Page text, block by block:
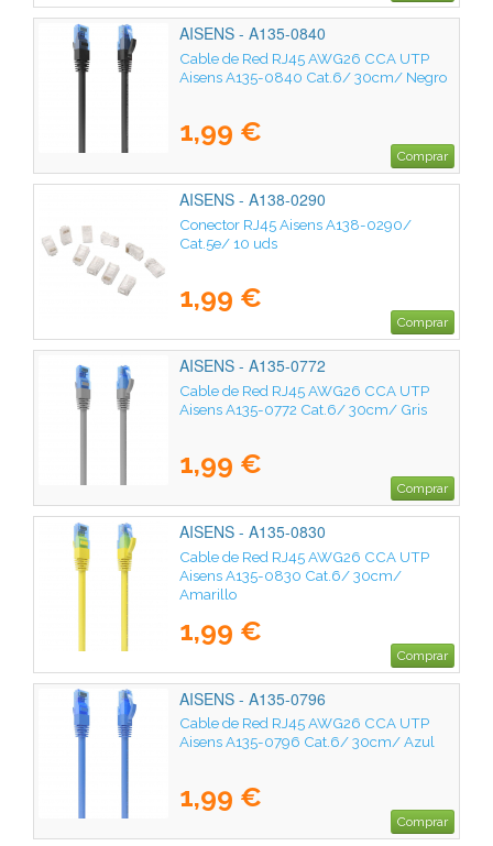
AISENS - A135-0840
Cable de Red RJ45 AWG26 CCA UTP
Aisens A135-0840 Cat.6/ 30cm/ Negro
1,99 €
Comprar
AISENS - A138-0290
Conector RJ45 Aisens A138-0290/
Cat.5e/ 10 uds
1,99 €
Comprar
AISENS - A135-0772
Cable de Red RJ45 AWG26 CCA UTP
Aisens A135-0772 Cat.6/ 30cm/ Gris
1,99 €
Comprar
AISENS - A135-0830
Cable de Red RJ45 AWG26 CCA UTP
Aisens A135-0830 Cat.6/ 30cm/
Amarillo
1,99 €
Comprar
AISENS - A135-0796
Cable de Red RJ45 AWG26 CCA UTP
Aisens A135-0796 Cat.6/ 30cm/ Azul
1,99 €
Comprar